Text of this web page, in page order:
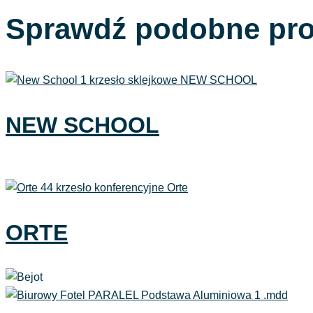
Sprawdź podobne
NEW SCHOOL
ORTE